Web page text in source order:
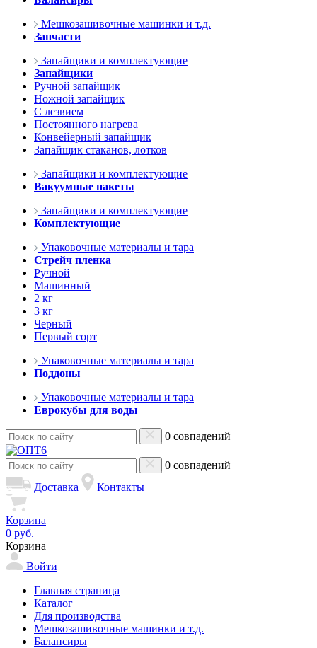
Мешкозашивочные машинки и т.д.
Запчасти
Запайщики и комплектующие
Запайщики
Ручной запайщик
Ножной запайщик
С лезвием
Постоянного нагрева
Конвейерный запайщик
Запайщик стаканов, лотков
Запайщики и комплектующие
Вакуумные пакеты
Запайщики и комплектующие
Комплектующие
Упаковочные материалы и тара
Стрейч пленка
Ручной
Машинный
2 кг
3 кг
Черный
Первый сорт
Упаковочные материалы и тара
Поддоны
Упаковочные материалы и тара
Еврокубы для воды
0 совпадений
0 совпадений
Доставка
Контакты
Корзина
0 руб.
Корзина
Войти
Главная страница
Каталог
Для производства
Мешкозашивочные машинки и т.д.
Балансиры